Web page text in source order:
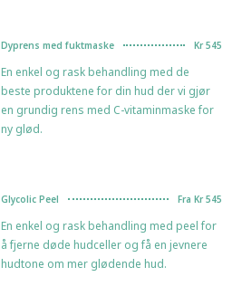
Dyprens med fuktmaske Kr 545
En enkel og rask behandling med de
beste produktene for din hud der vi gjør
en grundig rens med C-vitaminmaske for
ny glød.
Glycolic Peel Fra Kr 545
En enkel og rask behandling med peel for
å fjerne døde hudceller og få en jevnere
hudtone om mer glødende hud.